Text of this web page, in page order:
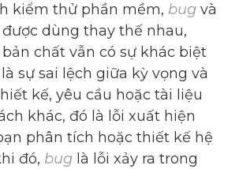
kiểm thử phần mềm, bug và
dùng thay thế nhau,
chất vẫn có sự khác biệt
là sự sai lệch giữa kỳ vọng và
kế, yêu cầu hoặc tài liệu
khác, đó là lỗi xuất hiện
phân tích hoặc thiết kế hệ
đó, bug là lỗi xảy ra trong